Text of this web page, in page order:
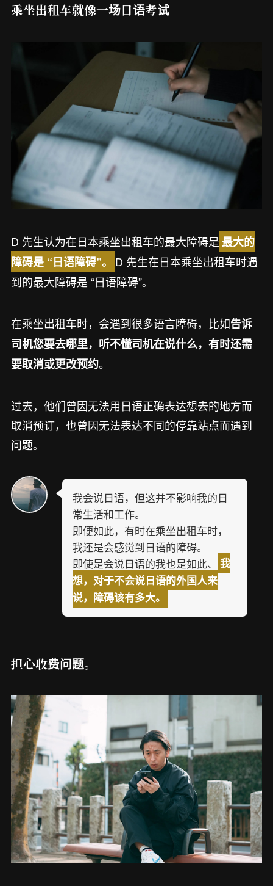
乘坐出租车就像一场日语考试
D 先生认为在日本乘坐出租车的最大障碍是 最大的
障碍是 “日语障碍”。
D 先生在日本乘坐出租车时遇
到的最大障碍是 “日语障碍”。
在乘坐出租车时，会遇到很多语言障碍，比如告诉
司机您要去哪里，听不懂司机在说什么，有时还需
要取消或更改预约。
过去，他们曾因无法用日语正确表达想去的地方而
取消预订，也曾因无法表达不同的停靠站点而遇到
问题。
我会说日语，但这并不影响我的日
常生活和工作。
即便如此，有时在乘坐出租车时，
我还是会感觉到日语的障碍。
即使是会说日语的我也是如此、
我
想，对于不会说日语的外国人来
说，障碍该有多大。
担心收费问题。